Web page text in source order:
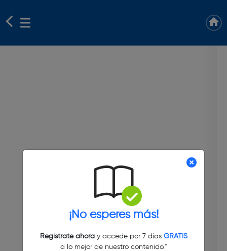
¡No esperes más!
Regístrate ahoray accede por 7 días GRATIS
a lo mejor de nuestro contenido."